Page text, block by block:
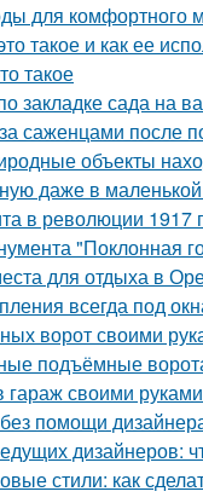
для комфортного
такое и как ее
такое
закладке сада на
саженцами после
объекты
даже в
в революции 1917
"Поклонная
для отдыха в
всегда под
ворот своими
подъёмные
гараж своими
помощи
дизайнеров:
стили: как